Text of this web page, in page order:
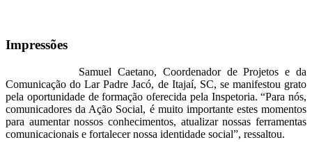
Impressões
Samuel Caetano, Coordenador de Projetos e da
Comunicação do Lar Padre Jacó, de Itajaí, SC, se manifestou grato
pela oportunidade de formação oferecida pela Inspetoria. “Para nós,
comunicadores da Ação Social, é muito importante estes momentos
para aumentar nossos conhecimentos, atualizar nossas ferramentas
comunicacionais e fortalecer nossa identidade social”, ressaltou.